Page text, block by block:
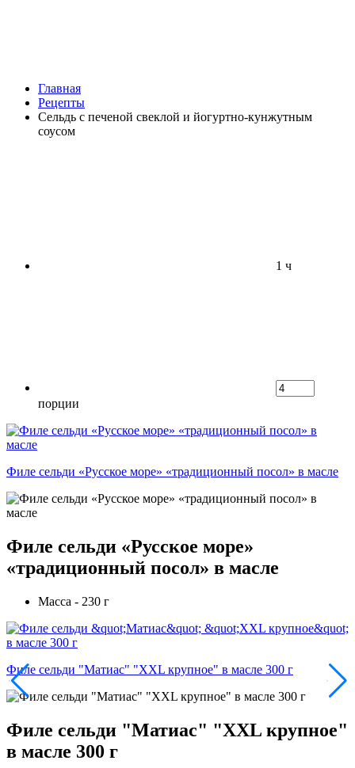
Главная
Рецепты
Сельдь с печеной свеклой и йогуртно-кунжутным
соусом
1 ч
порции
Филе сельди «Русское море» «традиционный посол» в масле
Филе сельди «Русское море»
«традиционный посол» в масле
Масса - 230 г
Филе сельди "Матиас" "XXL крупное" в масле 300 г
Филе сельди "Матиас" "XXL крупное"
в масле 300 г